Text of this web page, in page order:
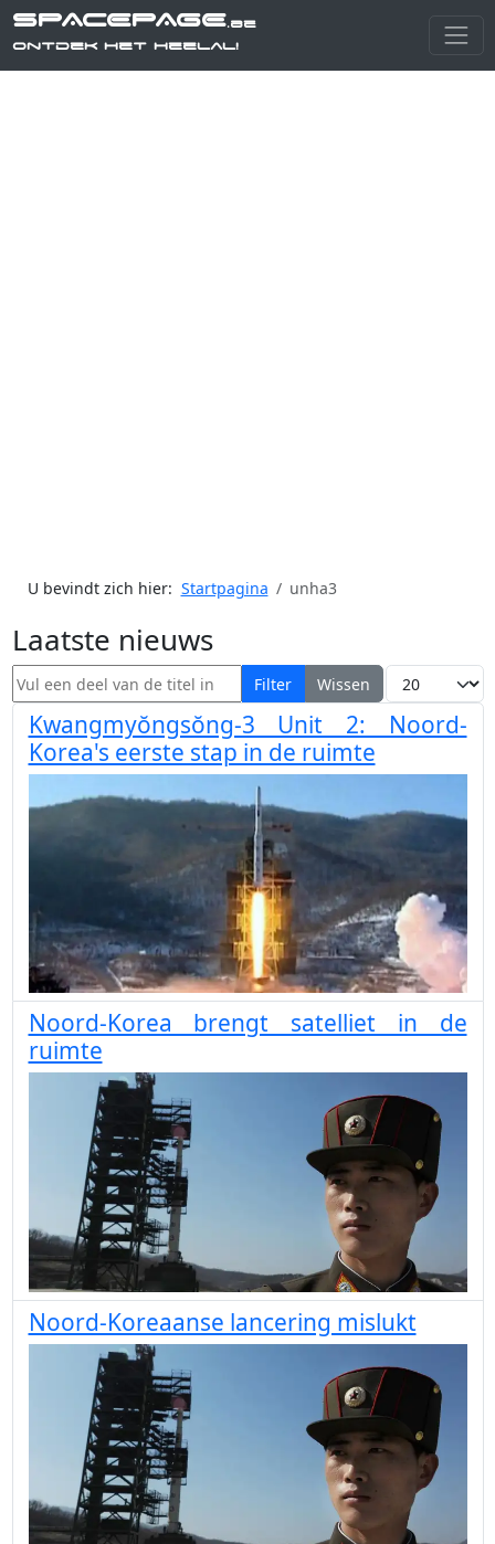
SPACEPAGE.be
Ontdek het heelal!
U bevindt zich hier: Startpagina unha3
Laatste nieuws
Vul een deel van de titel in Filter Wissen Toon #
Kwangmyŏngsŏng-3 Unit 2: Noord-
Korea's eerste stap in de ruimte
Noord-Korea brengt satelliet in de
ruimte
Noord-Koreaanse lancering mislukt